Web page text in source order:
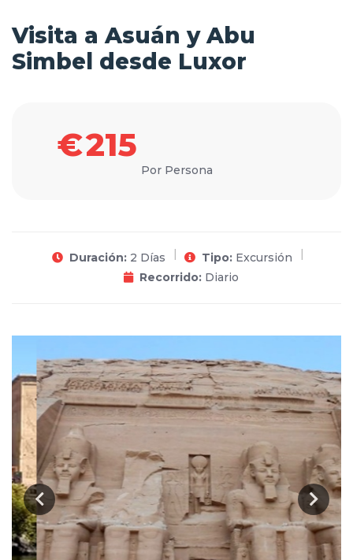
Visita a Asuán y Abu
Simbel desde Luxor
€215
Por Persona
Duración: 2 Días Tipo: Excursión
Recorrido: Diario